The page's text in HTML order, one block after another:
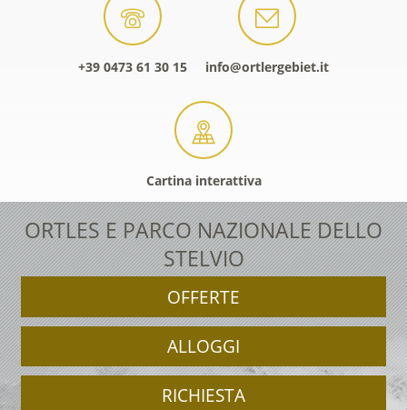
+39 0473 61 30 15 info@ortlergebiet.it
Cartina interattiva
ORTLES E PARCO NAZIONALE DELLO
STELVIO
OFFERTE
ALLOGGI
RICHIESTA